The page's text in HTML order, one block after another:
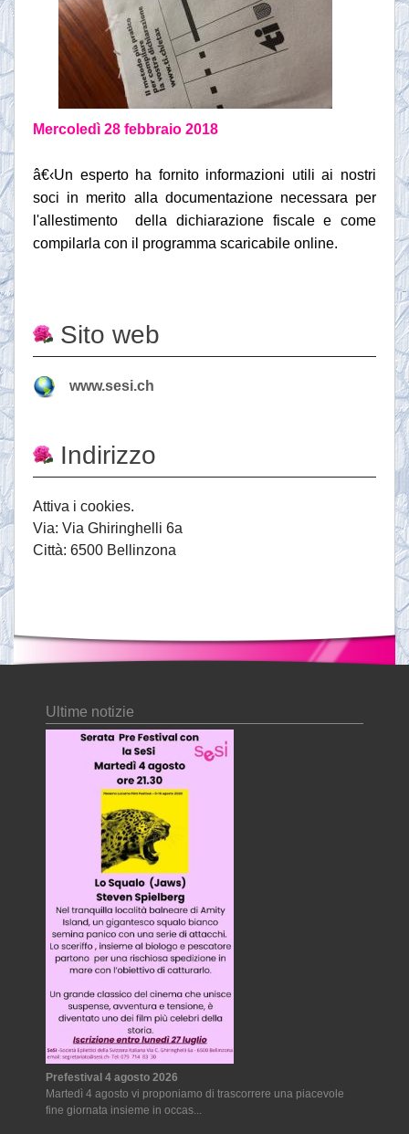
Mercoledì 28 febbraio 2018
â€‹Un esperto ha fornito informazioni utili ai nostri
soci in merito alla documentazione necessara per
l'allestimento della dichiarazione fiscale e come
compilarla con il programma scaricabile online.
Sito web
www.sesi.ch
Indirizzo
Attiva i cookies.
Via: Via Ghiringhelli 6a
Città: 6500 Bellinzona
Ultime notizie
Prefestival 4 agosto 2026
Martedì 4 agosto vi proponiamo di trascorrere una piacevole
fine giornata insieme in occas...